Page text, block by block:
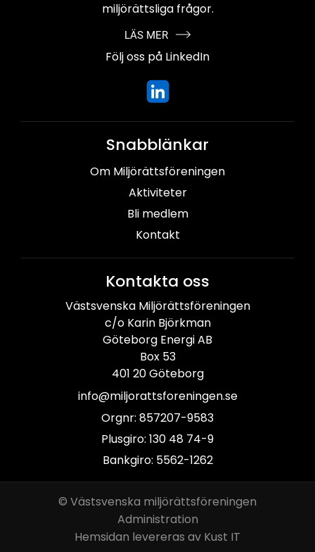
miljörättsliga frågor.
LÄS MER
Följ oss på LinkedIn
Snabblänkar
Om Miljörättsföreningen
Aktiviteter
Bli medlem
Kontakt
Kontakta oss
Västsvenska Miljörättsföreningen
c/o Karin Björkman
Göteborg Energi AB
Box 53
401 20 Göteborg
info@miljorattsforeningen.se
Orgnr: 857207-9583
Plusgiro: 130 48 74-9
Bankgiro: 5562-1262
© Västsvenska miljörättsföreningen
Administration
Hemsidan levereras av Kust IT